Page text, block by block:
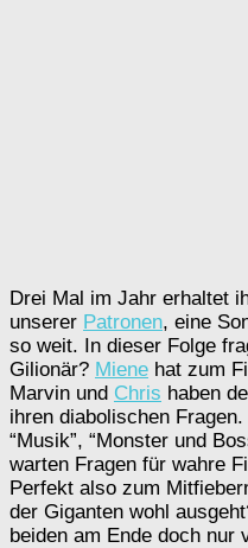
Drei Mal im Jahr erhaltet
unserer Patronen, eine
so weit. In dieser Folge
Gilionär? Miene hat zum
Marvin und Chris haben
ihren diabolischen
“Musik”, “Monster und
warten Fragen für wahre
Perfekt also zum
der Giganten wohl
beiden am Ende doch nur